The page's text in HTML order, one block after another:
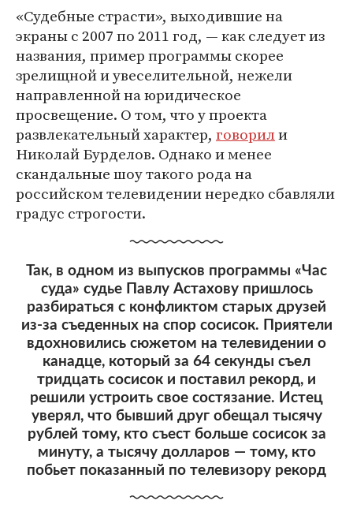
«Судебные страсти», выходившие на
экраны с 2007 по 2011 год, — как следует из
названия, пример программы скорее
зрелищной и увеселительной, нежели
направленной на юридическое
просвещение. О том, что у проекта
развлекательный характер, говорили
Николай Бурделов. Однако и менее
скандальные шоу такого рода на
российском телевидении нередко сбавляли
градус строгости.
Так, в одном из выпусков программы «Час
суда» судье Павлу Астахову пришлось
разбираться с конфликтом старых друзей
из-за съеденных на спор сосисок. Приятели
вдохновились сюжетом на телевидении о
канадце, который за 64 секунды съел
тридцать сосисок и поставил рекорд, и
решили устроить свое состязание. Истец
уверял, что бывший друг обещал тысячу
рублей тому, кто съест больше сосисок за
минуту, а тысячу долларов — тому, кто
побьет показанный по телевизору рекорд